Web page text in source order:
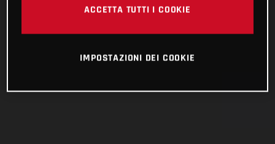
ACCETTA TUTTI I COOKIE
IMPOSTAZIONI DEI COOKIE